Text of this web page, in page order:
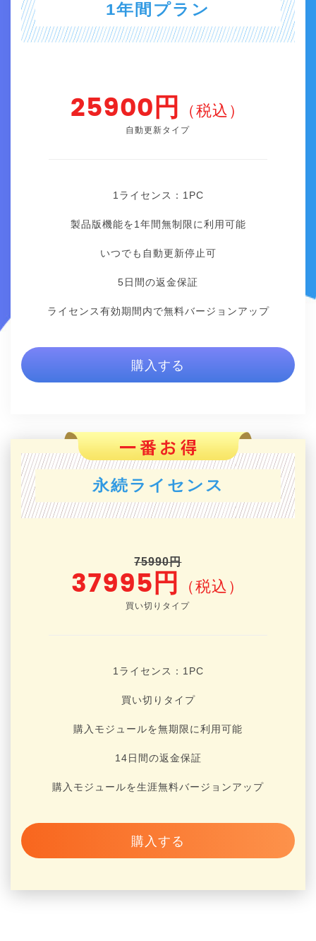
1年間プラン
25900円 （税込）
自動更新タイプ
1ライセンス：1 PC
製品版機能を1年間無制限に利用可能
いつでも自動更新停止可
5日間の返金保証
ライセンス有効期間内で無料バージョンアップ
購入する
永続ライセンス
75990円
37995円 （税込）
買い切りタイプ
1ライセンス：1 PC
買い切りタイプ
購入モジュールを無期限に利用可能
14日間の返金保証
購入モジュールを生涯無料バージョンアップ
購入する